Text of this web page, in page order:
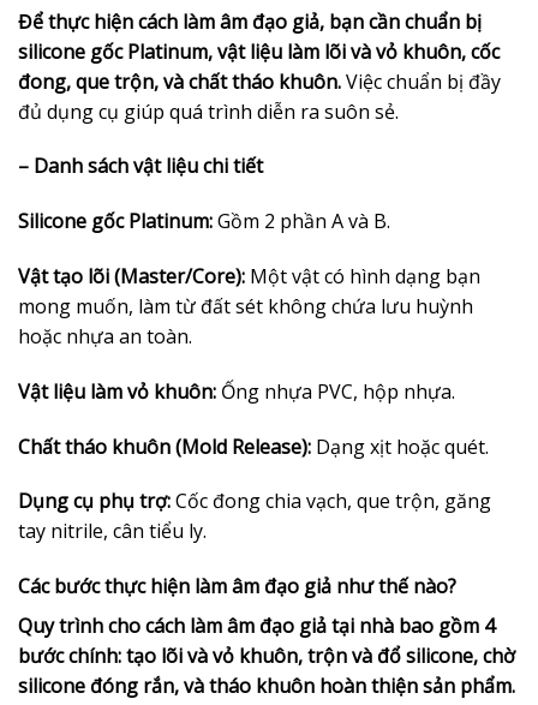
Để thực hiện cách làm âm đạo giả, bạn cần chuẩn bị
silicone gốc Platinum, vật liệu làm lõi và vỏ khuôn, cốc
đong, que trộn, và chất tháo khuôn.Việc chuẩn bị đầy
đủ dụng cụ giúp quá trình diễn ra suôn sẻ.
– Danh sách vật liệu chi tiết
Silicone gốc Platinum:Gồm 2 phần A và B.
Vật tạo lõi (Master/Core): Một vật có hình dạng bạn
mong muốn, làm từ đất sét không chứa lưu huỳnh
hoặc nhựa an toàn.
Vật liệu làm vỏ khuôn: Ống nhựa PVC, hộp nhựa.
Chất tháo khuôn (Mold Release): Dạng xịt hoặc quét.
Dụng cụ phụ trợ:Cốc đong chia vạch, que trộn, găng
tay nitrile, cân tiểu ly.
Các bước thực hiện làm âm đạo giả như thế nào?
Quy trình cho cách làm âm đạo giả tại nhà bao gồm 4
bước chính: tạo lõi và vỏ khuôn, trộn và đổ silicone, chờ
silicone đóng rắn, và tháo khuôn hoàn thiện sản phẩm.